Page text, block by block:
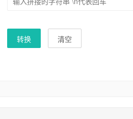
转换 清空